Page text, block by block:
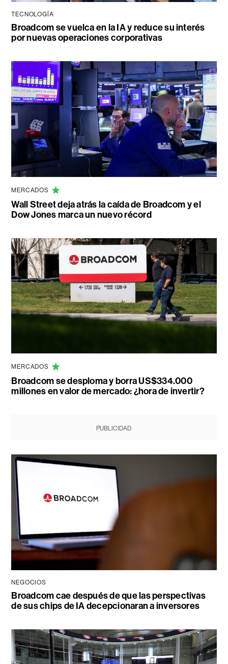
TECNOLOGÍA
Broadcom se vuelca en la IA y reduce su interés
por nuevas operaciones corporativas
MERCADOS
Wall Street deja atrás la caída de Broadcom y el
Dow Jones marca un nuevo récord
MERCADOS
Broadcom se desploma y borra US$334.000
millones en valor de mercado: ¿hora de invertir?
PUBLICIDAD
NEGOCIOS
Broadcom cae después de que las perspectivas
de sus chips de IA decepcionaran a inversores